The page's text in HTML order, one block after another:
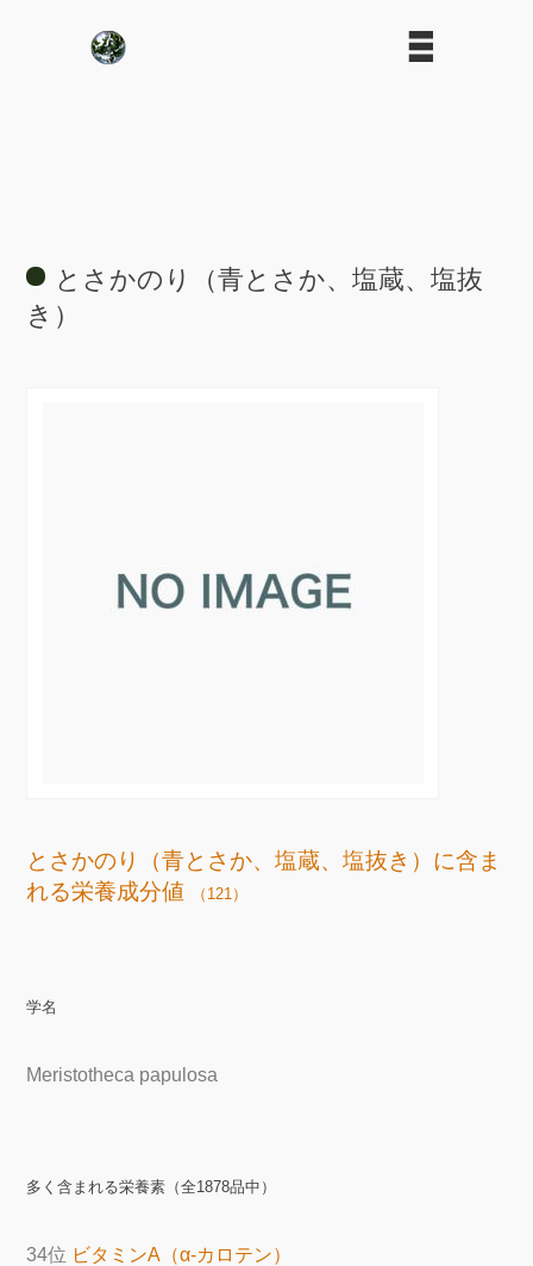
とさかのり（青とさか、塩蔵、塩抜
き）
とさかのり（青とさか、塩蔵、塩抜き）に含ま
れる栄養成分値
（121）
学名
Meristotheca papulosa
多く含まれる栄養素（全1878品中）
34位 ビタミンA（α-カロテン）